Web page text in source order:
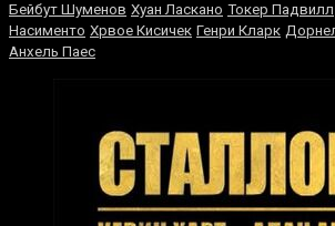
Бейбут Шуменов Хуан Ласкано Токер Падвилл
Насименто Хрвое Кисичек Генри Кларк
Анхель Паес